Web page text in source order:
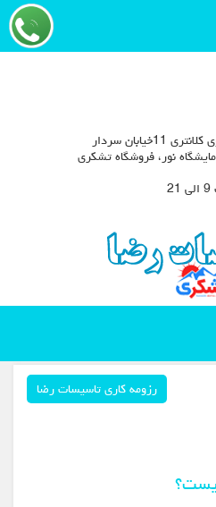
کرج - خیابان بهشتی روبروی کلانتری 11خیابان سردار
نور، فروشگاه تشکری
رزومه کاری تاسیسات رضا